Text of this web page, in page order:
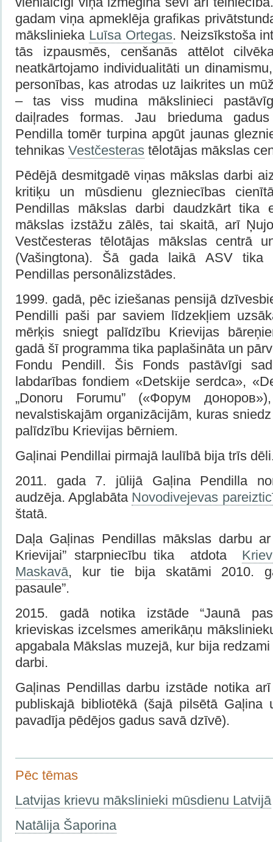
gadam viņa apmeklēja grafikas
mākslinieka Luīsa Ortegas. Neizsīkstoša
tās izpausmēs, cenšanās attēlot
neatkārtojamo individualitāti un
personības, kas atrodas uz laikrites un
– tas viss mudina mākslinieci
daiļrades formas. Jau brieduma
Pendilla tomēr turpina apgūt jaunas
tehnikas Vestčesteras tēlotājas mākslas
Pēdējā desmitgadē viņas mākslas darbi
kritiķu un mūsdienu glezniecības
Pendillas mākslas darbi daudzkārt tika
mākslas izstāžu zālēs, tai skaitā, arī
Vestčesteras tēlotājas mākslas centrā
(Vašingtona). Šā gada laikā ASV tika
Pendillas personālizstādes.
1999. gadā, pēc iziešanas pensijā
Pendilli paši par saviem līdzekļiem
mērķis sniegt palīdzību Krievijas
gadā šī programma tika paplašināta un
Fondu Pendill. Šis Fonds pastāvīgi
labdarības fondiem «Detskije serdca»,
„Donoru Forumu” («Форум
nevalstiskajām organizācijām, kuras
palīdzību Krievijas bērniem.
Gaļinai Pendillai pirmajā laulībā bija trīs
2011. gada 7. jūlijā Gaļina Pendilla
audzēja. Apglabāta Novodivejevas
štatā.
Daļa Gaļinas Pendillas mākslas darbu ar
Krievijai” starpniecību tika atdota
Maskavā, kur tie bija skatāmi 2010.
pasaule”.
2015. gadā notika izstāde “Jaunā
krieviskas izcelsmes amerikāņu
apgabala Mākslas muzejā, kur bija
darbi.
Gaļinas Pendillas darbu izstāde notika
publiskajā bibliotēkā (šajā pilsētā Gaļina
pavadīja pēdējos gadus savā dzīvē).
Pēc tēmas
Latvijas krievu mākslinieki mūsdienu Latvijā
Natālija Šaporina